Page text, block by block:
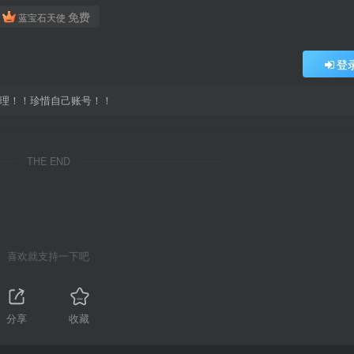
蓝宝石天使 免费
登
！！珍惜自己账号！！
THE END
喜欢就支持一下吧
分享 收藏